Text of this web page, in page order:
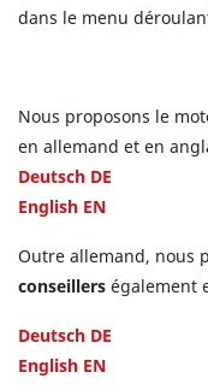
dans le menu
Nous proposons le
en allemand et en
Deutsch DE
English EN
Outre allemand, nous
conseillerségalement
Deutsch DE
English EN